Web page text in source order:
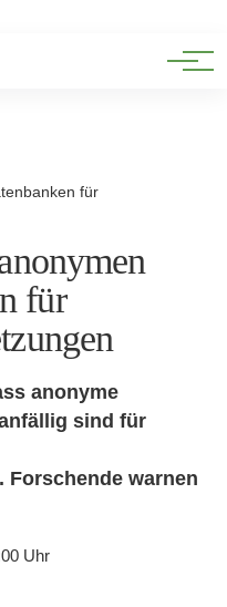
für
für
anonyme
sind für
Forschende warnen
Uhr